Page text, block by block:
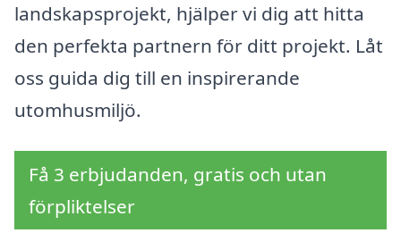
landskapsprojekt, hjälper vi dig att hitta
den perfekta partnern för ditt projekt. Låt
oss guida dig till en inspirerande
utomhusmiljö.
Få 3 erbjudanden, gratis och utan
förpliktelser